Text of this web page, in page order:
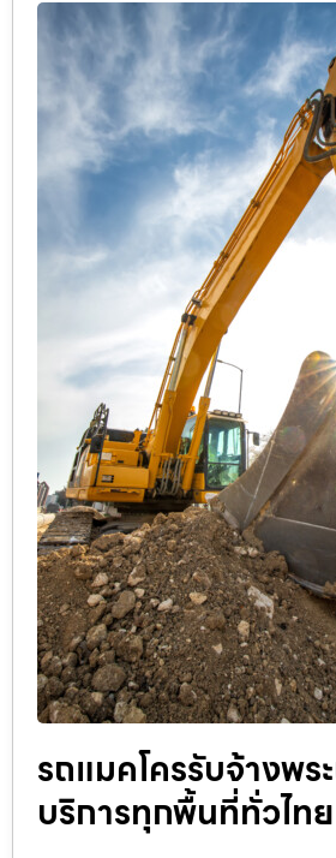
รถแมคโครรับจ้างพร
บริการทุกพื้นที่ทั่วไท